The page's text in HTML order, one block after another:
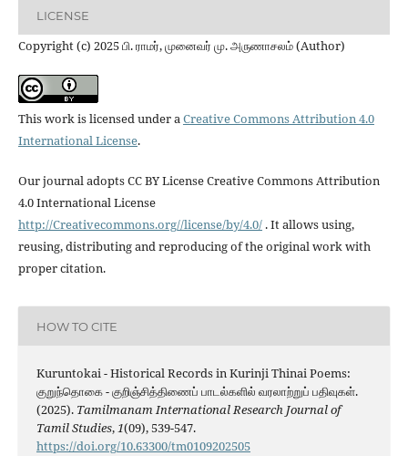
LICENSE
Copyright (c) 2025 பி. ராமர், முனைவர் மு. அருணாசலம் (Author)
This work is licensed under aCreative Commons Attribution 4.0
International License.
Our journal adopts CC BY License Creative Commons Attribution
4.0 International License
http://Creativecommons.org//license/by/4.0/. It allows using,
reusing, distributing and reproducing of the original work with
proper citation.
HOW TO CITE
Kuruntokai - Historical Records in Kurinji Thinai Poems:
குறுந்தொகை - குறிஞ்சித்திணைப் பாடல்களில் வரலாற்றுப் பதிவுகள்.
(2025). Tamilmanam International Research Journal of
Tamil Studies,1(09), 539-547.
https://doi.org/10.63300/tm0109202505